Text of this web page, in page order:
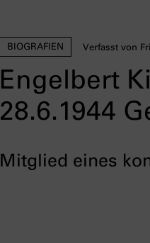
Engelbert
28.6.1944
BIOGRAFIEN Verfasst von
Mitglied eines